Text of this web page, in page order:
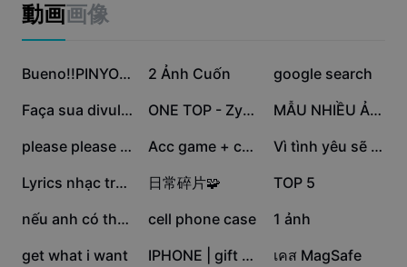
キャプションテンプレート
マーケティング
産業のテンプレート
振り返りのテンプレート
トラストセンター
ヘルプセンター
CapCutの利用規約について
Dreamina Seedance 2.0 Launch
動画画像
248.8万 Bueno!!PINYOOF 43.6万
2 Ảnh Cuốn 25万
google search
19.4万 Faça sua divulgação 9.3万 ONE TOP - Zyrex Flux 6.8万 MẪU NHIỀU ẢNH
6.3万 please please please 5.6万 Acc game + chủ acc 5.2万 Vì tình yêu sẽ xóa
2.8万 Lyrics nhạc trung 2.3万
日常碎片🧩 1.9万
TOP 5
1.2万 nếu anh có thêm 1 7716
cell phone case 6646
1 ảnh
3892
get what i want 3853 IPHONE | gift sales 131
เคส MagSafe